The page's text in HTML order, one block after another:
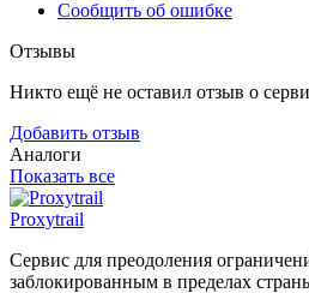
Сообщить об ошибке
Отзывы
Никто ещё не оставил отзыв о
Добавить отзыв
Аналоги
Показать все
Proxytrail
Сервис для преодоления
заблокированным в пределах